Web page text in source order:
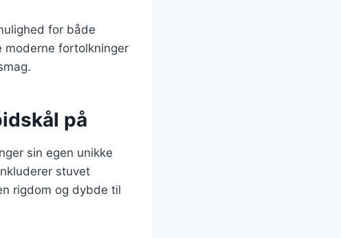
for både
moderne fortolkninger
på
sin egen unikke
stuvet
rigdom og dybde til